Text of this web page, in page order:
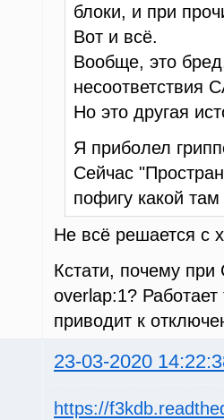
блоки, и при
Вот и всё.
Вообще, это
несоответствия
Но это другая
Я приболел
Сейчас
пофигу какой
Не всё решается с
Кстати, почему
overlap:1?
приводит к
23-03-2020
https://